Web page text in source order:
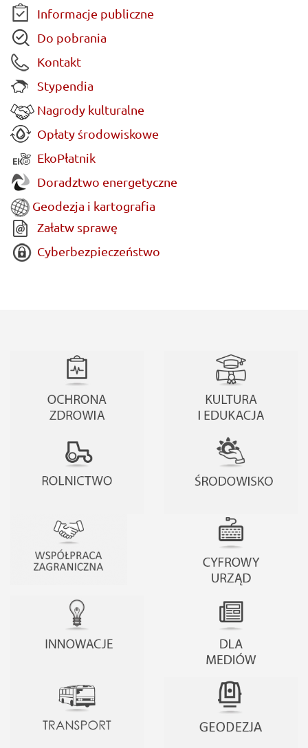
Informacje publiczne
Do pobrania
Kontakt
Stypendia
Nagrody kulturalne
Opłaty środowiskowe
EkoPłatnik
Doradztwo energetyczne
Geodezja i kartografia
Załatw sprawę
Cyberbezpieczeństwo